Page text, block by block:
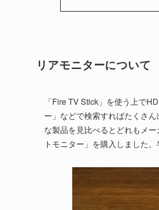
リアモニターについて
「Fire TV Stick」を使う上で
ー」などで検索すればたくさ
な製品を見比べるとどれもメ
トモニター」を購入しました